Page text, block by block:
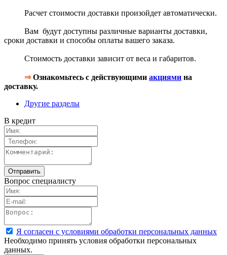
Расчет стоимости доставки произойдет автоматически.
Вам будут доступны различные варианты доставки,
сроки доставки и способы оплаты вашего заказа.
Стоимость доставки зависит от веса и габаритов.
⇒Ознакомьтесь с действующими акциями на
доставку.
Другие разделы
В кредит
Вопрос специалисту
Я согласен с условиями обработки персональных данных
Необходимо принять условия обработки персональных
данных.